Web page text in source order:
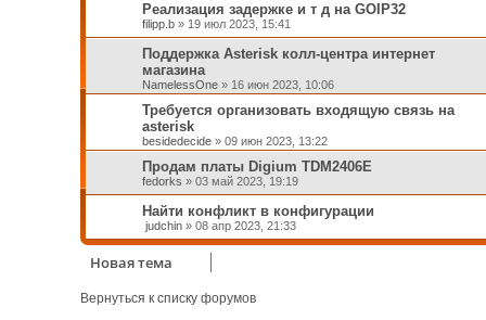
Реализация задержке и т д на GOIP32
filipp.b» 19 июл 2023, 15:41
Поддержка Asterisk колл-центра интернет
магазина
NamelessOne» 16 июн 2023, 10:06
Требуется организовать входящую связь на
asterisk
besidedecide» 09 июн 2023, 13:22
Продам платы Digium TDM2406E
fedorks » 03 май 2023, 19:19
Найти конфликт в конфигурации
judchin» 08 апр 2023, 21:33
Новая тема
Вернуться к списку форумов